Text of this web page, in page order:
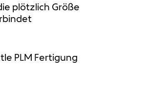
plötzlich Größe
PLM Fertigung